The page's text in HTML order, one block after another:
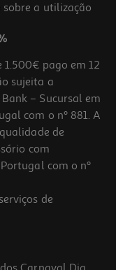
F-F Cat5
sobre a utilização
pago em 12
sujeita a
– Sucursal em
com o nº 881. A
de
com
com o nº
de